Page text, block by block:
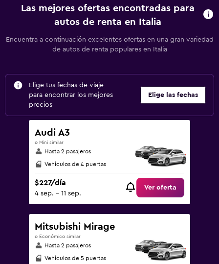
Las mejores ofertas encontradas para
autos de renta en Italia
Encuentra a continuación excelentes ofertas en una gran variedad
de autos de renta populares en Italia
Elige tus fechas de viaje
para encontrar los mejores
precios
Elige las fechas
Audi A3
o Mini similar
Hasta 2 pasajeros
Vehículos de 4 puertas
$227/día
4 sep. - 11 sep.
Ver oferta
Mitsubishi Mirage
o Económico similar
Hasta 2 pasajeros
Vehículos de 5 puertas